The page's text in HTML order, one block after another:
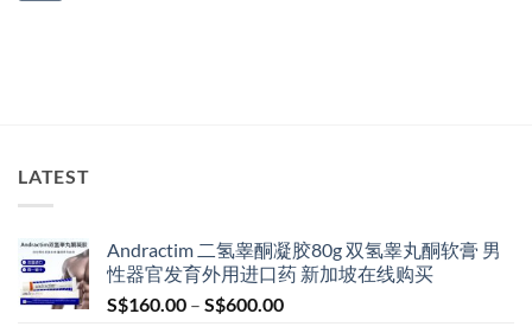
LATEST
Andractim 二氢睾酮凝胶80g 双氢睾丸酮软膏 男
性器官发育外用进口药 新加坡在线购买
S$160.00 – S$600.00Price